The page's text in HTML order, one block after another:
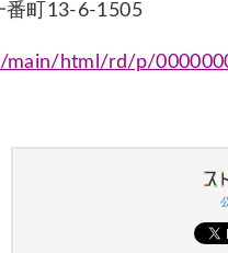
番町13-6-1505
main/html/rd/p/